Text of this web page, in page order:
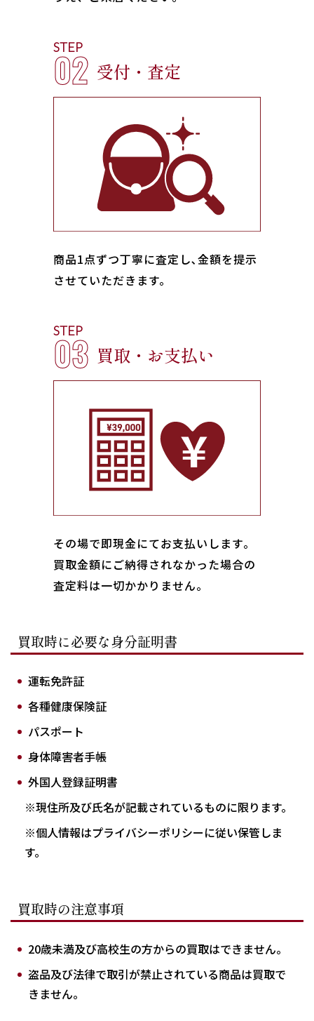
STEP
02 受付・査定
商品1点ずつ丁寧に査定し､金額を提示
させていただきます。
STEP
03 買取・お支払い
その場で即現金にてお支払いします｡
買取金額にご納得されなかった場合の
査定料は一切かかりません。
買取時に必要な身分証明書
運転免許証
各種健康保険証
パスポート
身体障害者手帳
外国人登録証明書
※現住所及び氏名が記載されているものに限ります。
※個人情報はプライバシーポリシーに従い保管しま
す。
買取時の注意事項
20歳未満及び高校生の方からの買取はできません。
盗品及び法律で取引が禁止されている商品は買取で
きません。